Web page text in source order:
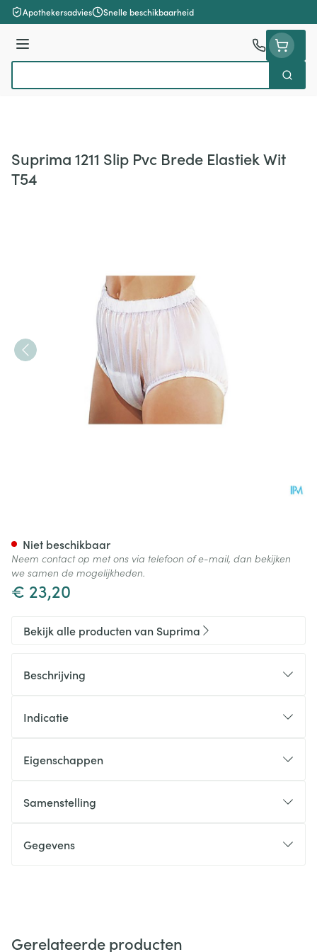
Ga naar de inhoud
Apothekersadvies Snelle beschikbaarheid
Menu
Zoek
Suprima 1211 Slip Pvc Brede Elastiek Wit
T54
€ 23,20
Niet beschikbaar
Neem contact op met ons via telefoon of e-mail, dan bekijken
we samen de mogelijkheden.
Bekijk alle producten van Suprima
Beschrijving
Indicatie
Eigenschappen
Samenstelling
Gegevens
Gerelateerde producten